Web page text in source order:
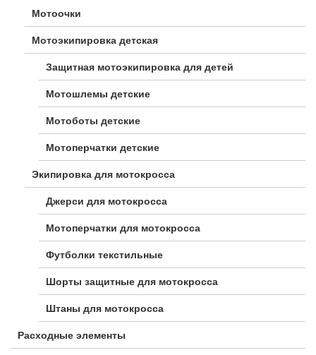
Мотоочки
Мотоэкипировка детская
Защитная мотоэкипировка для детей
Мотошлемы детские
Мотоботы детские
Мотоперчатки детские
Экипировка для мотокросса
Джерси для мотокросса
Мотоперчатки для мотокросса
Футболки текстильные
Шорты защитные для мотокросса
Штаны для мотокросса
Расходные элементы